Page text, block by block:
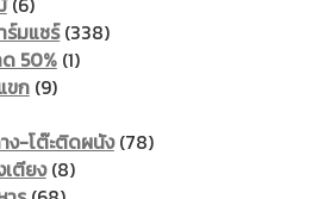
products
ร์มแชร์ 338338
50% 11
ขก 99
ง-โต๊ะติดผนัง 7878
เตียง 88